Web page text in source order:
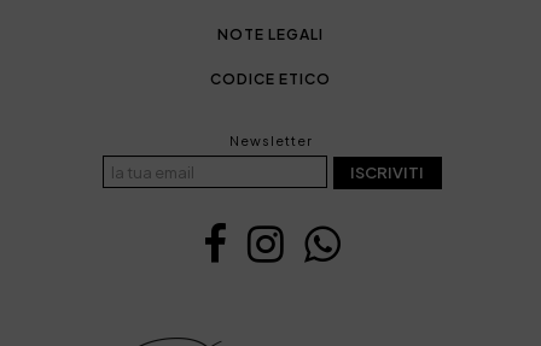
NOTE LEGALI
CODICE ETICO
Newsletter
ISCRIVITI